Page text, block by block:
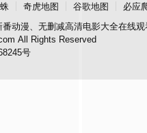
奇虎地图 谷歌地图
必应
动漫、无删减高清电影大全在线观
All Rights Reserved
号